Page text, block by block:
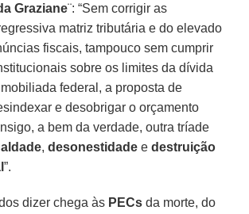
Graziane¨: “Sem corrigir as
matriz tributária e do elevado
fiscais, tampouco sem cumprir
sobre os limites da dívida
federal, a proposta de
e desobrigar o orçamento
a bem da verdade, outra tríade
,desonestidade e destruição
”.
dizer chega às PECs da morte, do